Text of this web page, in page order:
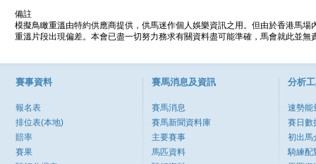
備註
模擬鳥瞰重溫由特約供應商提供，供馬迷作個人娛樂資訊之用。但由於香港馬
重溫片段出現偏差。本會已盡一切努力務求有關資料盡可能準確，馬會就此並
賽事資料
報名表
排位表(本地)
賠率
賽果
賽馬消息及資訊
賽馬消息
賽馬新聞資料庫
主要賽事
馬匹資料
分析
速勢能
賽日數
初出馬
騎練配